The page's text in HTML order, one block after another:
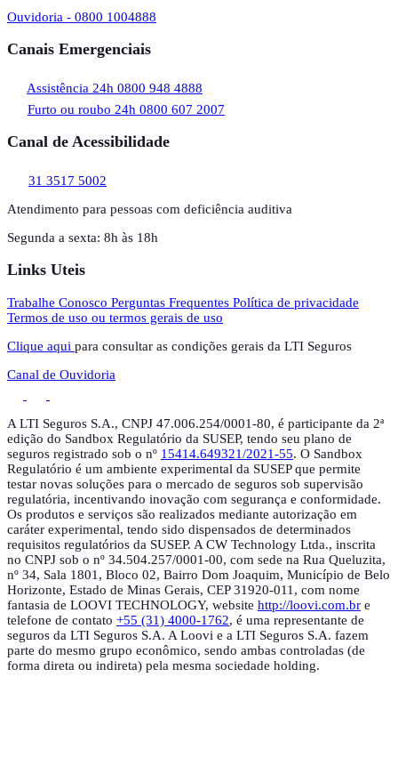
Ouvidoria - 0800 1004888
Canais Emergenciais
Assistência 24h 0800 948 4888
Furto ou roubo 24h 0800 607 2007
Canal de Acessibilidade
31 3517 5002
Atendimento para pessoas com deficiência auditiva
Segunda a sexta: 8h às 18h
Links Uteis
Trabalhe Conosco Perguntas Frequentes Política de privacidade
Termos de uso ou termos gerais de uso
Clique aqui para consultar as condições gerais da LTI Seguros
Canal de Ouvidoria
A LTI Seguros S.A., CNPJ 47.006.254/0001-80, é participante da 2ª
edição do Sandbox Regulatório da SUSEP, tendo seu plano de
seguros registrado sob o nº 15414.649321/2021-55. O Sandbox
Regulatório é um ambiente experimental da SUSEP que permite
testar novas soluções para o mercado de seguros sob supervisão
regulatória, incentivando inovação com segurança e conformidade.
Os produtos e serviços são realizados mediante autorização em
caráter experimental, tendo sido dispensados de determinados
requisitos regulatórios da SUSEP. A CW Technology Ltda., inscrita
no CNPJ sob o nº 34.504.257/0001-00, com sede na Rua Queluzita,
nº 34, Sala 1801, Bloco 02, Bairro Dom Joaquim, Município de Belo
Horizonte, Estado de Minas Gerais, CEP 31920-011, com nome
fantasia de LOOVI TECHNOLOGY, website http://loovi.com.br e
telefone de contato +55 (31) 4000-1762, é uma representante de
seguros da LTI Seguros S.A. A Loovi e a LTI Seguros S.A. fazem
parte do mesmo grupo econômico, sendo ambas controladas (de
forma direta ou indireta) pela mesma sociedade holding.